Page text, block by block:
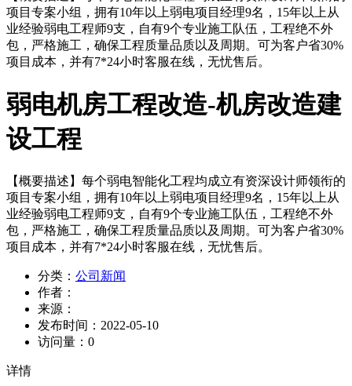
项目专案小组，拥有10年以上弱电项目经理9名，15年以上从
业经验弱电工程师9支，自有9个专业施工队伍，工程绝不外
包，严格施工，确保工程质量品质以及周期。可为客户省30%
项目成本，并有7*24小时客服在线，无忧售后。
弱电机房工程改造-机房改造建
设工程
【概要描述】 每个弱电智能化工程均成立有资深设计师领衔的
项目专案小组，拥有10年以上弱电项目经理9名，15年以上从
业经验弱电工程师9支，自有9个专业施工队伍，工程绝不外
包，严格施工，确保工程质量品质以及周期。可为客户省30%
项目成本，并有7*24小时客服在线，无忧售后。
分类： 公司新闻
作者：
来源：
发布时间： 2022-05-10
访问量： 0
详情